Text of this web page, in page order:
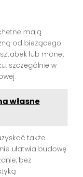
mają
od bieżącego
lub monet
szczególnie w
własne
także
ułatwia budowę
bez